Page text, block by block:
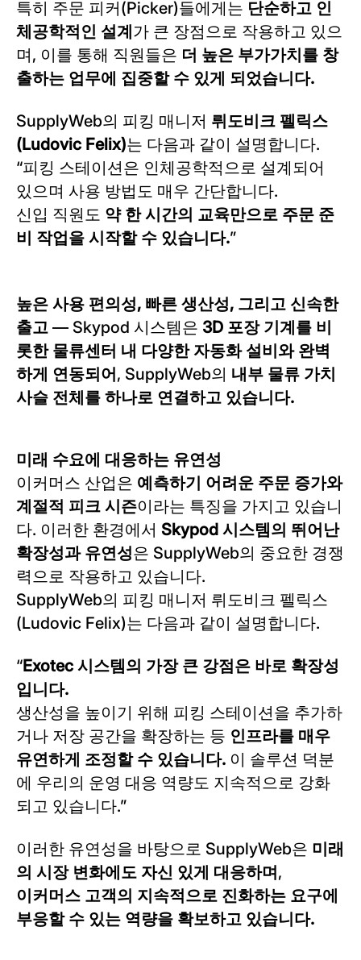
특히 주문 피커(Picker)들에게는 단순하고 인
체공학적인 설계 가 큰 장점으로 작용하고 있으
며, 이를 통해 직원들은 더 높은 부가가치를 창
출하는 업무에 집중할 수 있게 되었습니다.
SupplyWeb의 피킹 매니저 뤼도비크 펠릭스
(Ludovic Felix)는 다음과 같이 설명합니다.
“피킹 스테이션은 인체공학적으로 설계되어
있으며 사용 방법도 매우 간단합니다.
신입 직원도 약 한 시간의 교육만으로 주문 준
비 작업을 시작할 수 있습니다.”
높은 사용 편의성, 빠른 생산성, 그리고 신속한
출고 — Skypod 시스템은 3D 포장 기계를 비
롯한 물류센터 내 다양한 자동화 설비와 완벽
하게 연동되어 , SupplyWeb의 내부 물류 가치
사슬 전체를 하나로 연결하고 있습니다.
미래 수요에 대응하는 유연성
이커머스 산업은 예측하기 어려운 주문 증가와
계절적 피크 시즌이라는 특징을 가지고 있습니
다. 이러한 환경에서 Skypod 시스템의 뛰어난
확장성과 유연성은 SupplyWeb의 중요한 경쟁
력으로 작용하고 있습니다.
SupplyWeb의 피킹 매니저 뤼도비크 펠릭스
(Ludovic Felix)는 다음과 같이 설명합니다.
“Exotec 시스템의 가장 큰 강점은 바로 확장성
입니다.
생산성을 높이기 위해 피킹 스테이션을 추가하
거나 저장 공간을 확장하는 등 인프라를 매우
유연하게 조정할 수 있습니다. 이 솔루션 덕분
에 우리의 운영 대응 역량도 지속적으로 강화
되고 있습니다.”
이러한 유연성을 바탕으로 SupplyWeb은 미래
의 시장 변화에도 자신 있게 대응하며 ,
이커머스 고객의 지속적으로 진화하는 요구에
부응할 수 있는 역량을 확보하고 있습니다.